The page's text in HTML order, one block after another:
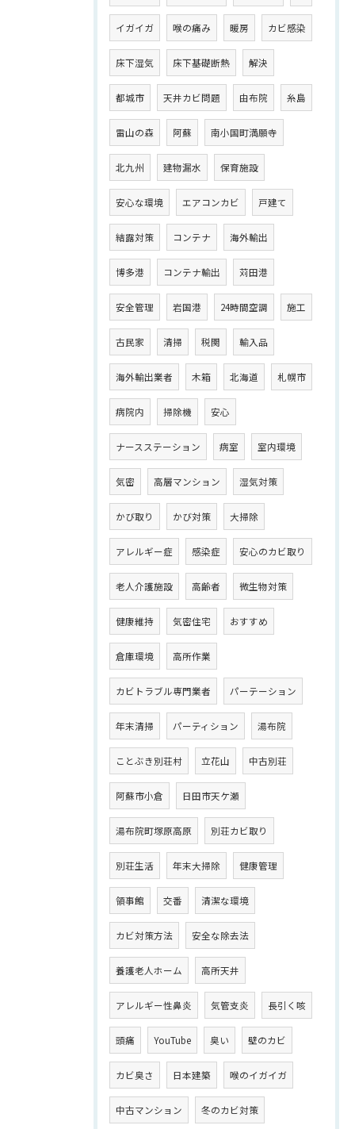
イガイガ 喉の痛み 暖房 カビ感染
床下湿気 床下基礎断熱 解決
都城市 天井カビ問題 由布院 糸島
雷山の森 阿蘇 南小国町満願寺
北九州 建物漏水 保育施設
安心な環境 エアコンカビ 戸建て
結露対策 コンテナ 海外輸出
博多港 コンテナ輸出 苅田港
安全管理 岩国港 24時間空調 施工
古民家 清掃 税関 輸入品
海外輸出業者 木箱 北海道 札幌市
病院内 掃除機 安心
ナースステーション 病室 室内環境
気密 高層マンション 湿気対策
かび取り かび対策 大掃除
アレルギー症 感染症 安心のカビ取り
老人介護施設 高齢者 微生物対策
健康維持 気密住宅 おすすめ
倉庫環境 高所作業
カビトラブル専門業者 パーテーション
年末清掃 パーティション 湯布院
ことぶき別荘村 立花山 中古別荘
阿蘇市小倉 日田市天ケ瀬
湯布院町塚原高原 別荘カビ取り
別荘生活 年末大掃除 健康管理
領事館 交番 清潔な環境
カビ対策方法 安全な除去法
養護老人ホーム 高所天井
アレルギー性鼻炎 気管支炎 長引く咳
頭痛 YouTube 臭い 壁のカビ
カビ臭さ 日本建築 喉のイガイガ
中古マンション 冬のカビ対策